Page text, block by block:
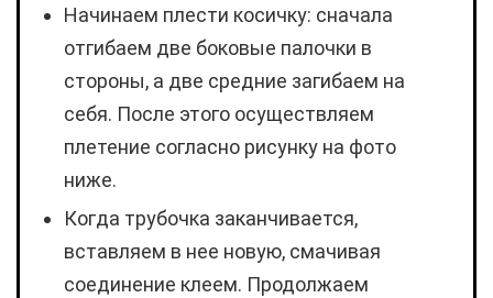
Начинаем плести косичку: сначала
отгибаем две боковые палочки в
стороны, а две средние загибаем на
себя. После этого осуществляем
плетение согласно рисунку на фото
ниже.
Когда трубочка заканчивается,
вставляем в нее новую, смачивая
соединение клеем. Продолжаем